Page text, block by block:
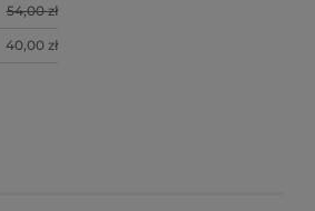
54,00 zł
40,00 zł